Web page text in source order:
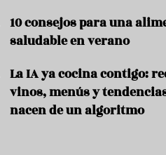
10 consejos para una
saludable en verano
La IA ya cocina contigo:
vinos, menús y
nacen de un algoritmo